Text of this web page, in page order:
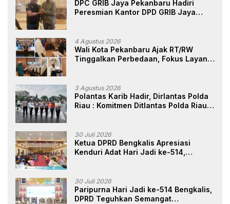
DPC GRIB Jaya Pekanbaru Hadiri
Peresmian Kantor DPD GRIB Jaya
4 Agustus 2026
Wali Kota Pekanbaru Ajak RT/RW
Tinggalkan Perbedaan, Fokus Layani
3 Agustus 2026
Polantas Karib Hadir, Dirlantas Polda
Riau : Komitmen Ditlantas Polda Riau
Masyarakat
30 Juli 2026
Ketua DPRD Bengkalis Apresiasi
Kenduri Adat Hari Jadi ke-514,
30 Juli 2026
Paripurna Hari Jadi ke-514 Bengkalis,
DPRD Teguhkan Semangat